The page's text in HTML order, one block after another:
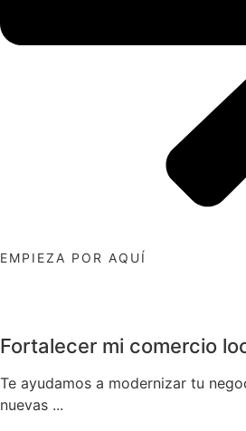
EMPIEZA POR AQUÍ
Fortalecer mi comercio
Te ayudamos a modernizar tu
nuevas ...